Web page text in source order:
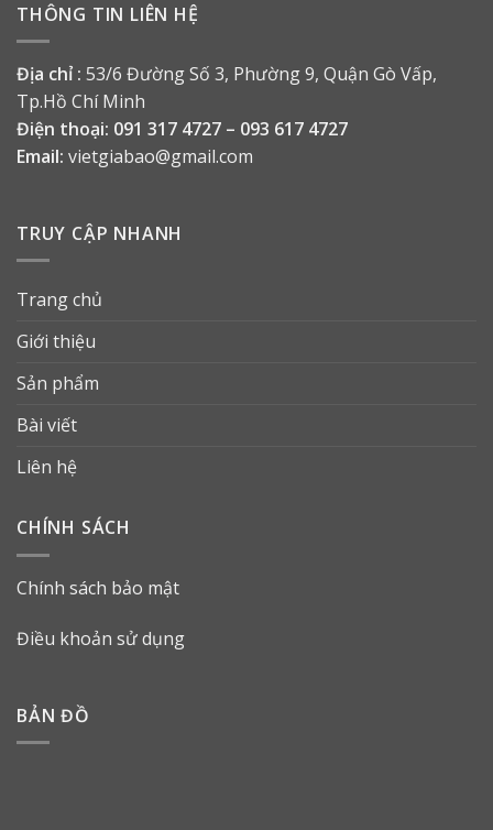
THÔNG TIN LIÊN HỆ
Địa chỉ : 53/6 Đường Số 3, Phường 9, Quận Gò Vấp,
Tp.Hồ Chí Minh
Điện thoại: 091 317 4727 – 093 617 4727
Email: vietgiabao@gmail.com
TRUY CẬP NHANH
Trang chủ
Giới thiệu
Sản phẩm
Bài viết
Liên hệ
CHÍNH SÁCH
Chính sách bảo mật
Điều khoản sử dụng
BẢN ĐỒ